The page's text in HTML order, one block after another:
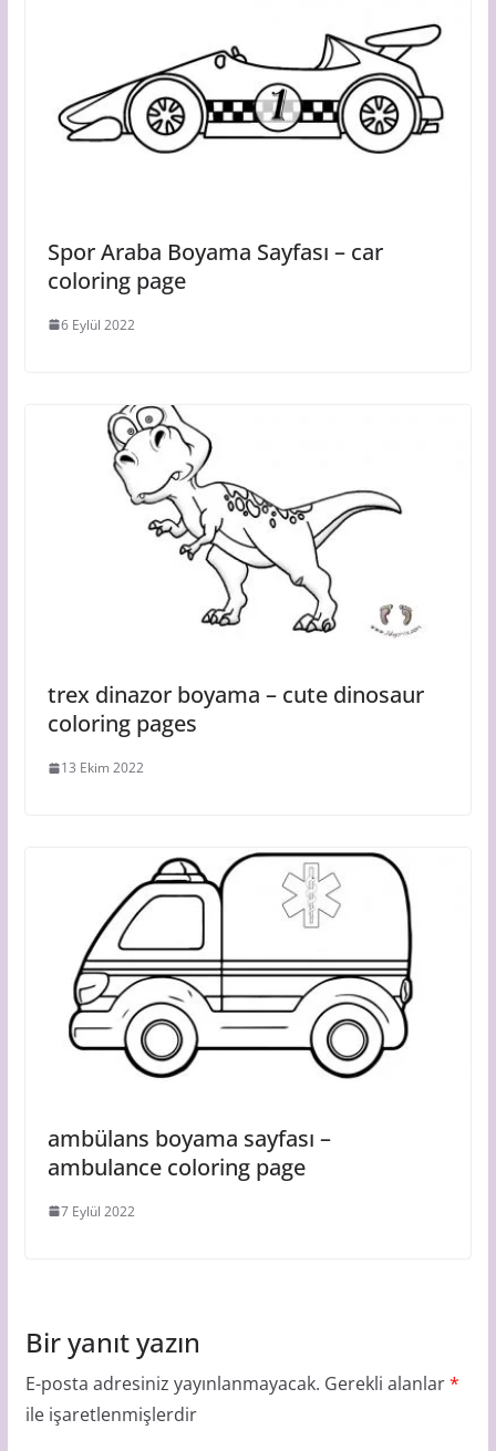
Spor Araba Boyama Sayfası – car
coloring page
6 Eylül 2022
trex dinazor boyama – cute dinosaur
coloring pages
13 Ekim 2022
ambülans boyama sayfası –
ambulance coloring page
7 Eylül 2022
Bir yanıt yazın
E-posta adresiniz yayınlanmayacak. Gerekli alanlar*
ile işaretlenmişlerdir